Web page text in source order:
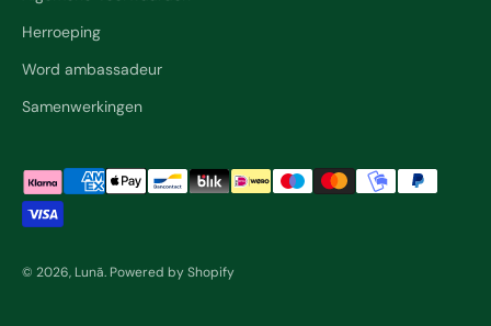
Herroeping
Word ambassadeur
Samenwerkingen
© 2026, Lunã. Powered by Shopify